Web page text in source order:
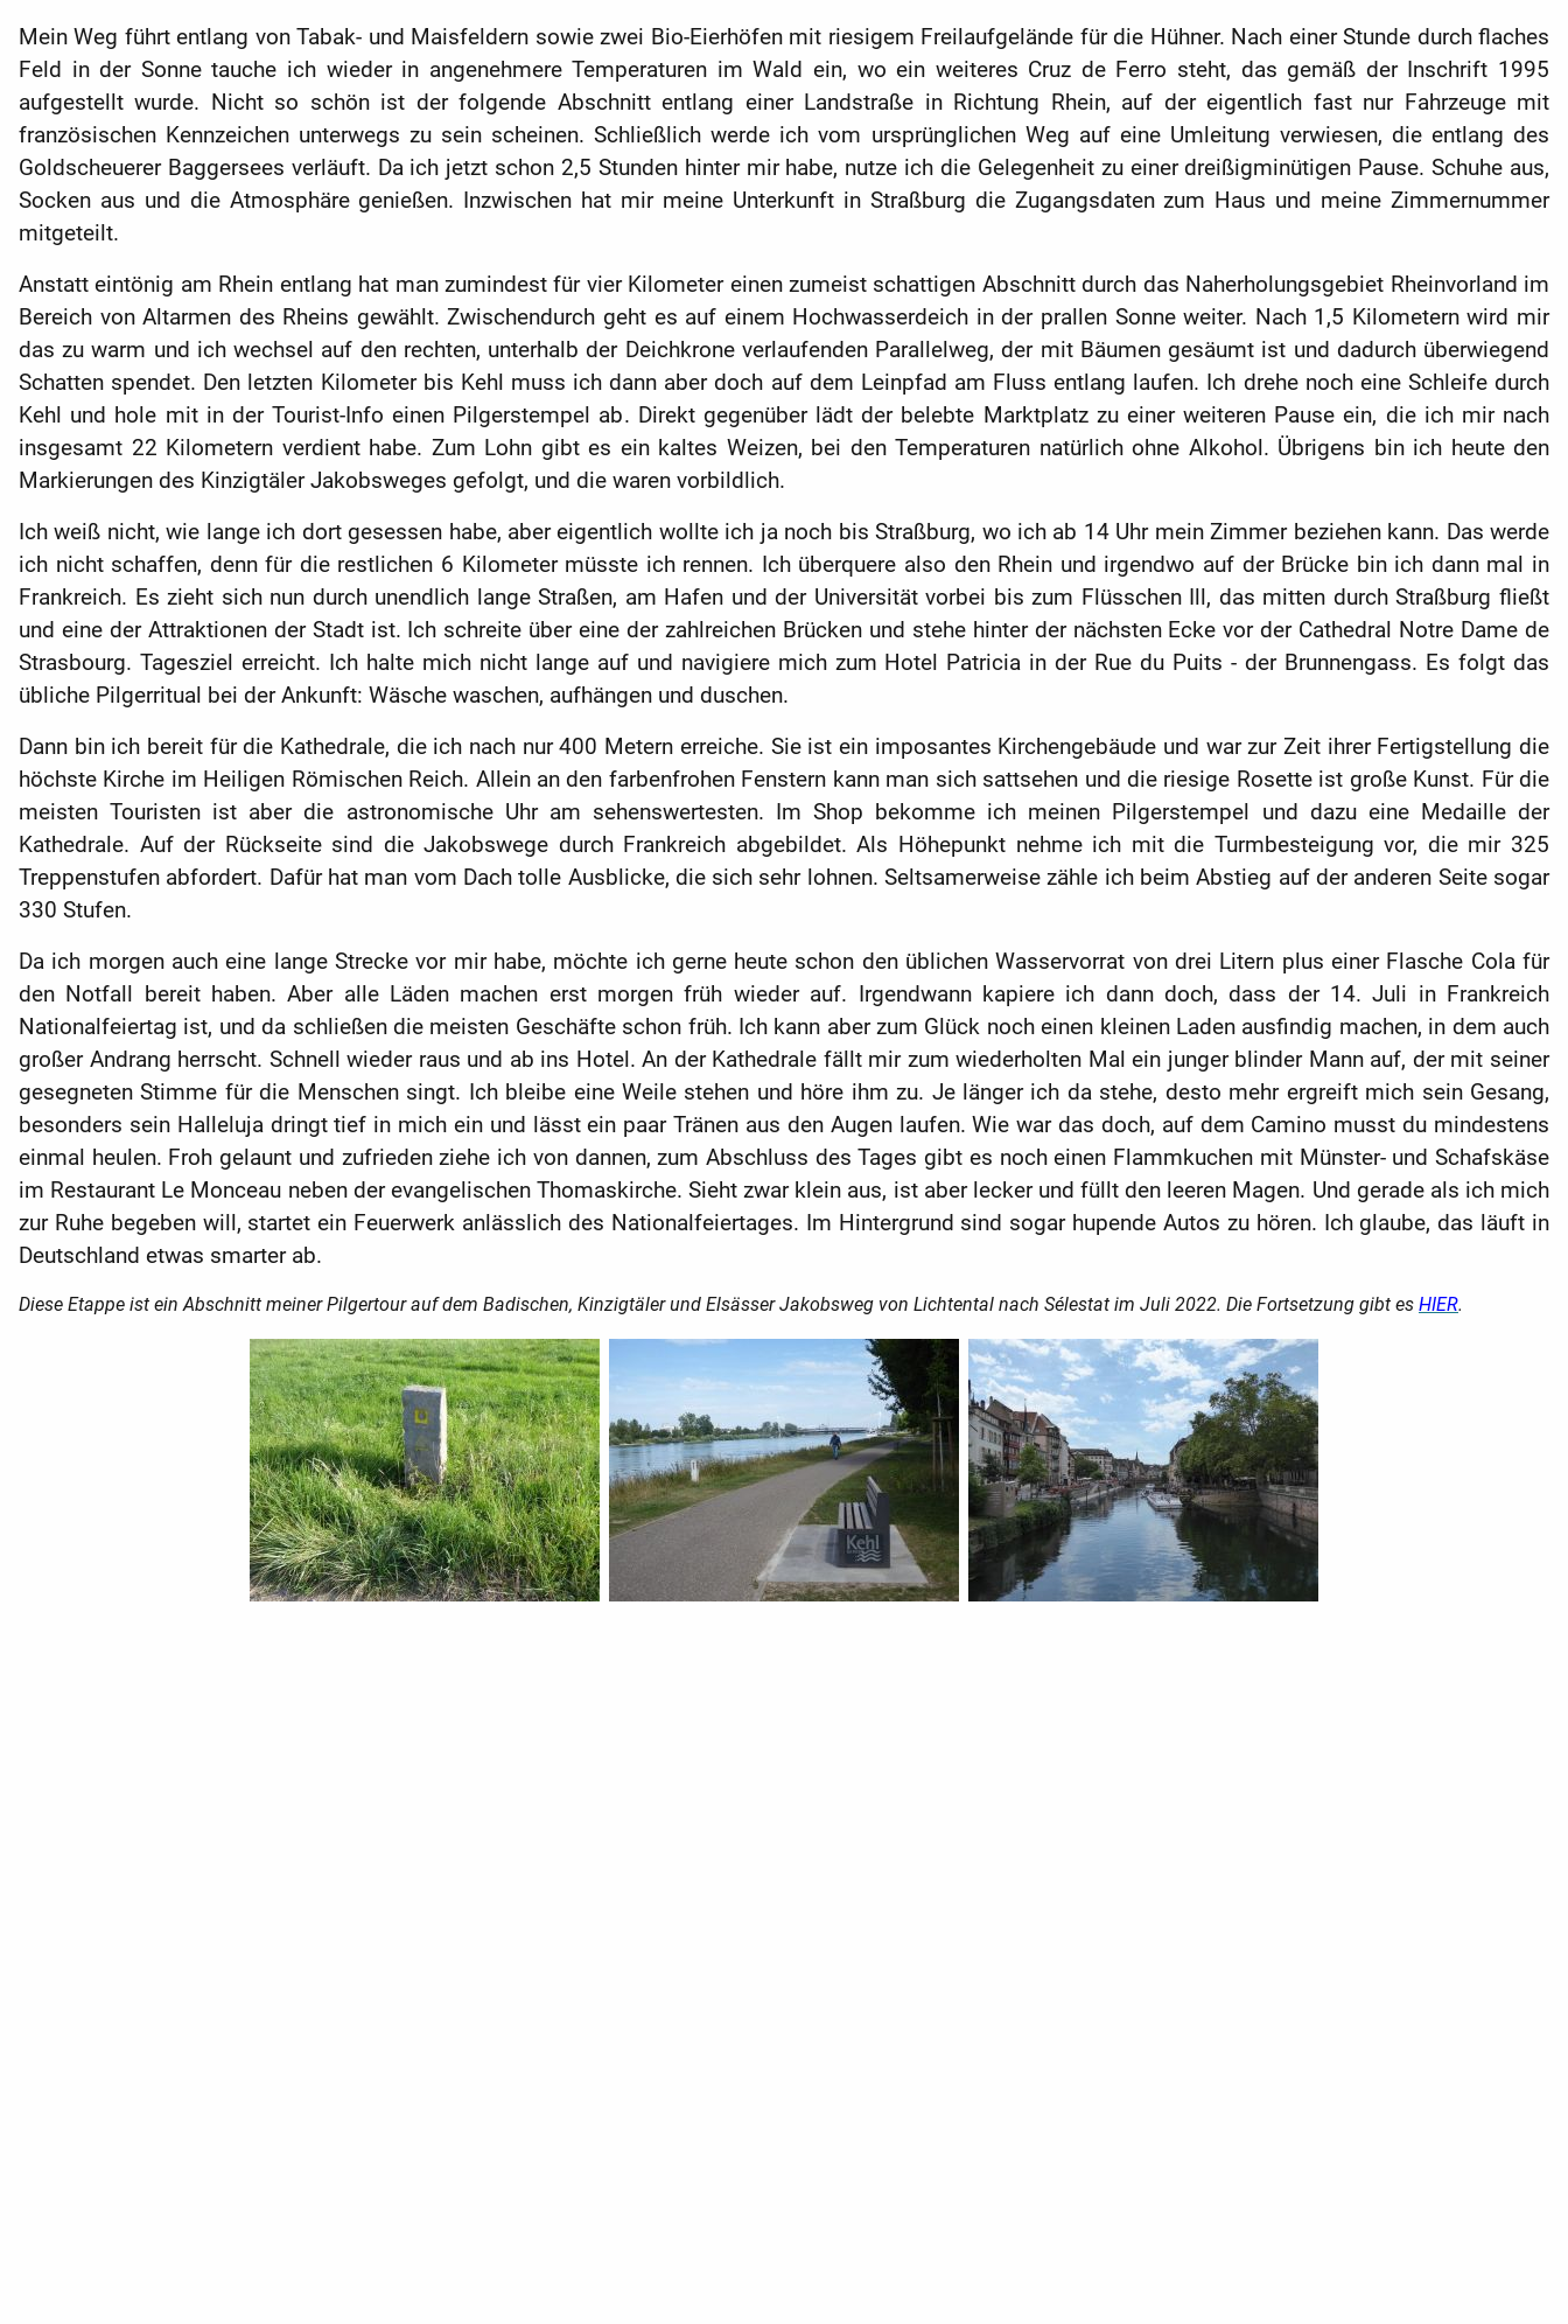
Mein Weg führt entlang von Tabak- und Maisfeldern sowie zwei Bio-Eierhöfen mit riesigem Freilaufgelände für die Hühner. Nach einer Stunde durch flaches
Feld in der Sonne tauche ich wieder in angenehmere Temperaturen im Wald ein, wo ein weiteres Cruz de Ferro steht, das gemäß der Inschrift 1995
aufgestellt wurde. Nicht so schön ist der folgende Abschnitt entlang einer Landstraße in Richtung Rhein, auf der eigentlich fast nur Fahrzeuge mit
französischen Kennzeichen unterwegs zu sein scheinen. Schließlich werde ich vom ursprünglichen Weg auf eine Umleitung verwiesen, die entlang des
Goldscheuerer Baggersees verläuft. Da ich jetzt schon 2,5 Stunden hinter mir habe, nutze ich die Gelegenheit zu einer dreißigminütigen Pause. Schuhe aus,
Socken aus und die Atmosphäre genießen. Inzwischen hat mir meine Unterkunft in Straßburg die Zugangsdaten zum Haus und meine Zimmernummer
mitgeteilt.
Anstatt eintönig am Rhein entlang hat man zumindest für vier Kilometer einen zumeist schattigen Abschnitt durch das Naherholungsgebiet Rheinvorland im
Bereich von Altarmen des Rheins gewählt. Zwischendurch geht es auf einem Hochwasserdeich in der prallen Sonne weiter. Nach 1,5 Kilometern wird mir
das zu warm und ich wechsel auf den rechten, unterhalb der Deichkrone verlaufenden Parallelweg, der mit Bäumen gesäumt ist und dadurch überwiegend
Schatten spendet. Den letzten Kilometer bis Kehl muss ich dann aber doch auf dem Leinpfad am Fluss entlang laufen. Ich drehe noch eine Schleife durch
Kehl und hole mit in der Tourist-Info einen Pilgerstempel ab. Direkt gegenüber lädt der belebte Marktplatz zu einer weiteren Pause ein, die ich mir nach
insgesamt 22 Kilometern verdient habe. Zum Lohn gibt es ein kaltes Weizen, bei den Temperaturen natürlich ohne Alkohol. Übrigens bin ich heute den
Markierungen des Kinzigtäler Jakobsweges gefolgt, und die waren vorbildlich.
Ich weiß nicht, wie lange ich dort gesessen habe, aber eigentlich wollte ich ja noch bis Straßburg, wo ich ab 14 Uhr mein Zimmer beziehen kann. Das werde
ich nicht schaffen, denn für die restlichen 6 Kilometer müsste ich rennen. Ich überquere also den Rhein und irgendwo auf der Brücke bin ich dann mal in
Frankreich. Es zieht sich nun durch unendlich lange Straßen, am Hafen und der Universität vorbei bis zum Flüsschen Ill, das mitten durch Straßburg fließt
und eine der Attraktionen der Stadt ist. Ich schreite über eine der zahlreichen Brücken und stehe hinter der nächsten Ecke vor der Cathedral Notre Dame de
Strasbourg. Tagesziel erreicht. Ich halte mich nicht lange auf und navigiere mich zum Hotel Patricia in der Rue du Puits - der Brunnengass. Es folgt das
übliche Pilgerritual bei der Ankunft: Wäsche waschen, aufhängen und duschen.
Dann bin ich bereit für die Kathedrale, die ich nach nur 400 Metern erreiche. Sie ist ein imposantes Kirchengebäude und war zur Zeit ihrer Fertigstellung die
höchste Kirche im Heiligen Römischen Reich. Allein an den farbenfrohen Fenstern kann man sich sattsehen und die riesige Rosette ist große Kunst. Für die
meisten Touristen ist aber die astronomische Uhr am sehenswertesten. Im Shop bekomme ich meinen Pilgerstempel und dazu eine Medaille der
Kathedrale. Auf der Rückseite sind die Jakobswege durch Frankreich abgebildet. Als Höhepunkt nehme ich mit die Turmbesteigung vor, die mir 325
Treppenstufen abfordert. Dafür hat man vom Dach tolle Ausblicke, die sich sehr lohnen. Seltsamerweise zähle ich beim Abstieg auf der anderen Seite sogar
330 Stufen.
Da ich morgen auch eine lange Strecke vor mir habe, möchte ich gerne heute schon den üblichen Wasservorrat von drei Litern plus einer Flasche Cola für
den Notfall bereit haben. Aber alle Läden machen erst morgen früh wieder auf. Irgendwann kapiere ich dann doch, dass der 14. Juli in Frankreich
Nationalfeiertag ist, und da schließen die meisten Geschäfte schon früh. Ich kann aber zum Glück noch einen kleinen Laden ausfindig machen, in dem auch
großer Andrang herrscht. Schnell wieder raus und ab ins Hotel. An der Kathedrale fällt mir zum wiederholten Mal ein junger blinder Mann auf, der mit seiner
gesegneten Stimme für die Menschen singt. Ich bleibe eine Weile stehen und höre ihm zu. Je länger ich da stehe, desto mehr ergreift mich sein Gesang,
besonders sein Halleluja dringt tief in mich ein und lässt ein paar Tränen aus den Augen laufen. Wie war das doch, auf dem Camino musst du mindestens
einmal heulen. Froh gelaunt und zufrieden ziehe ich von dannen, zum Abschluss des Tages gibt es noch einen Flammkuchen mit Münster- und Schafskäse
im Restaurant Le Monceau neben der evangelischen Thomaskirche. Sieht zwar klein aus, ist aber lecker und füllt den leeren Magen. Und gerade als ich mich
zur Ruhe begeben will, startet ein Feuerwerk anlässlich des Nationalfeiertages. Im Hintergrund sind sogar hupende Autos zu hören. Ich glaube, das läuft in
Deutschland etwas smarter ab.
Diese Etappe ist ein Abschnitt meiner Pilgertour auf dem Badischen, Kinzigtäler und Elsässer Jakobsweg von Lichtental nach Sélestat im Juli 2022. Die Fortsetzung gibt es HIER.